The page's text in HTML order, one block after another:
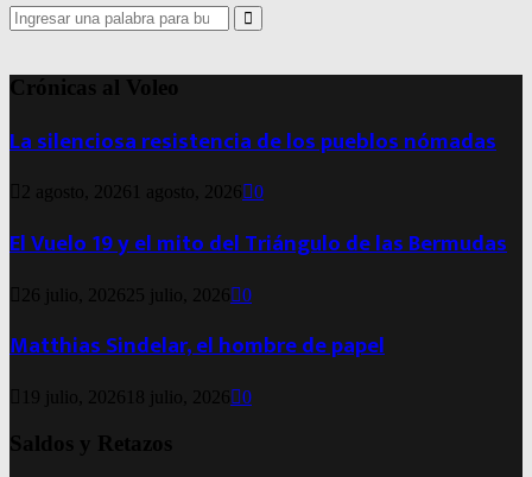
Search
for:
Search
Crónicas al Voleo
La silenciosa resistencia de los pueblos nómadas
2 agosto, 2026 1 agosto, 2026 0
El Vuelo 19 y el mito del Triángulo de las Bermudas
26 julio, 2026 25 julio, 2026 0
Matthias Sindelar, el hombre de papel
19 julio, 2026 18 julio, 2026 0
Saldos y Retazos